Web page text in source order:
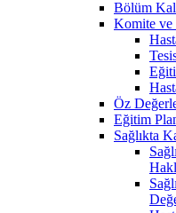
Bölüm
Komite ve
Öz
Eğitim
Sağlıkta